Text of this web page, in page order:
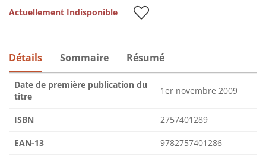
Actuellement Indisponible
Détails Sommaire Résumé
Date de première publication du
titre
1er novembre 2009
ISBN 2757401289
EAN-13 9782757401286